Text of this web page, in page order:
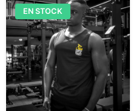
EN STOCK